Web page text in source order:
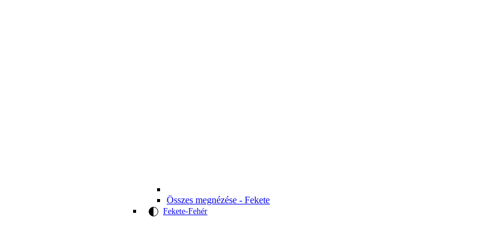
Összes megnézése - Fekete
Fekete-Fehér